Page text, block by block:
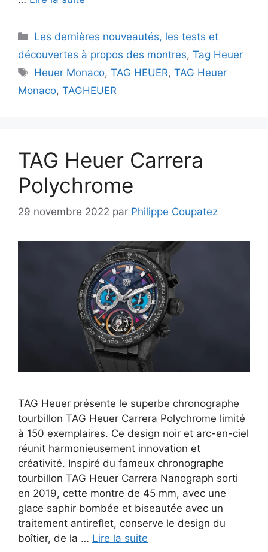
Catégories
Les dernières nouveautés, les tests et
découvertes à propos des montres, Tag Heuer
Étiquettes
Heuer Monaco,TAG HEUER,TAG Heuer
Monaco, TAGHEUER
TAG Heuer Carrera
Polychrome
29 novembre 2022 par Philippe Coupatez
TAG Heuer présente le superbe chronographe
tourbillon TAG Heuer Carrera Polychrome limité
à 150 exemplaires. Ce design noir et arc-en-ciel
réunit harmonieusement innovation et
créativité. Inspiré du fameux chronographe
tourbillon TAG Heuer Carrera Nanograph sorti
en 2019, cette montre de 45 mm, avec une
glace saphir bombée et biseautée avec un
traitement antireflet, conserve le design du
boîtier, de la … Lire la suite